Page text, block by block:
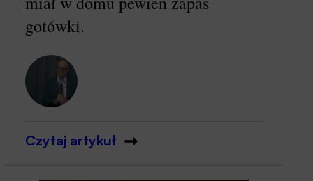
gotówki.
Czytaj artykuł